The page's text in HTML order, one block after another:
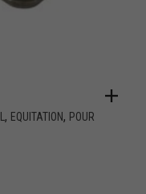
, EQUITATION, POUR